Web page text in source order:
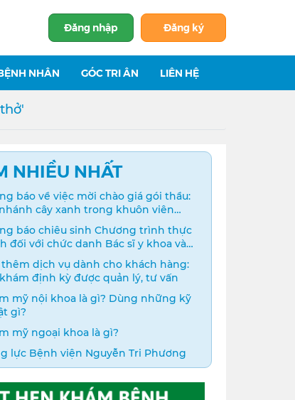
Đăng nhập Đăng ký
NHÂN GÓC TRI ÂN LIÊN HỆ
NHIỀU NHẤT
báo về việc mời chào giá gói thầu:
cây xanh trong khuôn viên
viện
báo chiêu sinh Chương trình thực
đối với chức danh Bác sĩ y khoa và
dưỡng năm 2024
thêm dịch vụ dành cho khách hàng:
định kỳ được quản lý, tư vấn
mỹ nội khoa là gì? Dùng những kỹ
gì?
mỹ ngoại khoa là gì?
lực Bệnh viện Nguyễn Tri Phương